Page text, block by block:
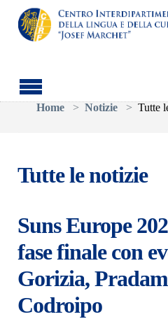
Skip to main content
You are here:
Home
Notizie Tutte
Tutte le notizie
Suns Europe
fase finale con
Gorizia,
Codroipo